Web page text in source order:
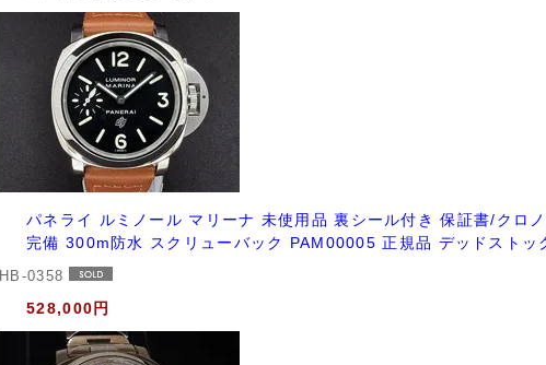
パネライ ルミノール マリーナ 未使用品 裏シール付き 保証書/クロ
完備 300m防水 スクリューバック PAM00005 正規品 デッドスト
HB-0358
528,000円